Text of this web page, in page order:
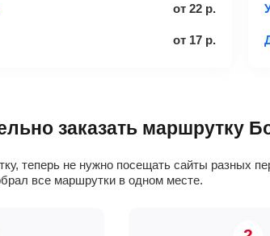
от 22 р.
от 17 р.
заказать
теперь не нужно посещать сайты разных
все маршрутки в одном месте.